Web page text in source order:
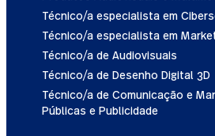
Técnico/a especialista em
Técnico/a especialista em
Técnico/a de Audiovisuais
Técnico/a de Desenho Digital 3D
Técnico/a de Comunicação e
Públicas e Publicidade